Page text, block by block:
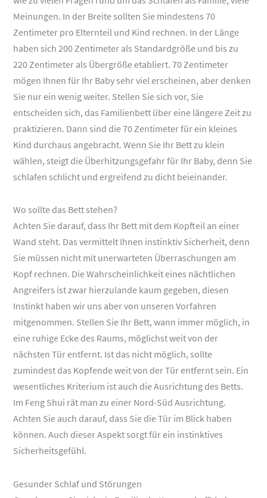
Meinungen. In der Breite sollten Sie mindestens 70
Zentimeter pro Elternteil und Kind rechnen. In der Länge
haben sich 200 Zentimeter als Standardgröße und bis zu
220 Zentimeter als Übergröße etabliert. 70 Zentimeter
mögen Ihnen für Ihr Baby sehr viel erscheinen, aber denken
Sie nur ein wenig weiter. Stellen Sie sich vor, Sie
entscheiden sich, das Familienbett über eine längere Zeit zu
praktizieren. Dann sind die 70 Zentimeter für ein kleines
Kind durchaus angebracht. Wenn Sie Ihr Bett zu klein
wählen, steigt die Überhitzungsgefahr für Ihr Baby, denn Sie
schlafen schlicht und ergreifend zu dicht beieinander.
Wo sollte das Bett stehen?
Achten Sie darauf, dass Ihr Bett mit dem Kopfteil an einer
Wand steht. Das vermittelt Ihnen instinktiv Sicherheit, denn
Sie müssen nicht mit unerwarteten Überraschungen am
Kopf rechnen. Die Wahrscheinlichkeit eines nächtlichen
Angreifers ist zwar hierzulande kaum gegeben, diesen
Instinkt haben wir uns aber von unseren Vorfahren
mitgenommen. Stellen Sie Ihr Bett, wann immer möglich, in
eine ruhige Ecke des Raums, möglichst weit von der
nächsten Tür entfernt. Ist das nicht möglich, sollte
zumindest das Kopfende weit von der Tür entfernt sein. Ein
wesentliches Kriterium ist auch die Ausrichtung des Betts.
Im Feng Shui rät man zu einer Nord-Süd Ausrichtung.
Achten Sie auch darauf, dass Sie die Tür im Blick haben
können. Auch dieser Aspekt sorgt für ein instinktives
Sicherheitsgefühl.
Gesunder Schlaf und Störungen